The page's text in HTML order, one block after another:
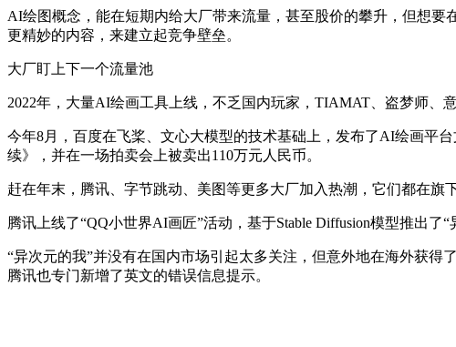
AI绘图概念，能在短期内给大厂带来流量，甚至股价的攀升，但想
更精妙的内容，来建立起竞争壁垒。
大厂盯上下一个流量池
2022年，大量AI绘画工具上线，不乏国内玩家，TIAMAT、盗梦师、
今年8月，百度在飞桨、文心大模型的技术基础上，发布了AI绘画平
续》，并在一场拍卖会上被卖出110万元人民币。
赶在年末，腾讯、字节跳动、美图等更多大厂加入热潮，它们都在旗
腾讯上线了“QQ小世界AI画匠”活动，基于Stable Diffusion模型推出
“异次元的我”并没有在国内市场引起太多关注，但意外地在海外获得
腾讯也专门新增了英文的错误信息提示。